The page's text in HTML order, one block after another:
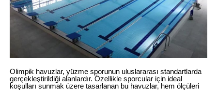
Olimpik havuzlar, yüzme sporunun uluslararası standartlarda
gerçekleştirildiği alanlardır. Özellikle sporcular için ideal
koşulları sunmak üzere tasarlanan bu havuzlar, hem ölçüleri